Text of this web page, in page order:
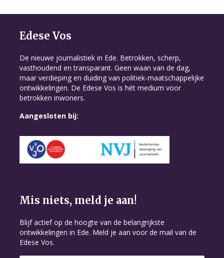
Edese Vos
De nieuwe journalistiek in Ede. Betrokken, scherp,
vasthoudend en transparant. Geen waan van de dag,
maar verdieping en duiding van politiek-maatschappelijke
ontwikkelingen. De Edese Vos is hét medium voor
betrokken inwoners.
Aangesloten bij:
Mis niets, meld je aan!
Blijf actief op de hoogte van de belangrijkste
ontwikkelingen in Ede. Meld je aan voor de mail van de
Edese Vos.